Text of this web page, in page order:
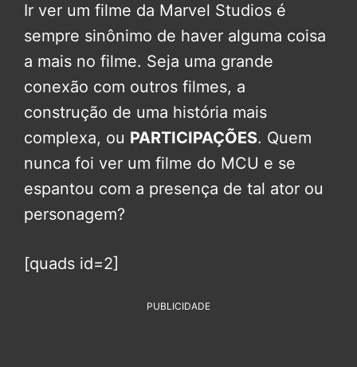
Ir ver um filme da Marvel Studios é
sempre sinônimo de haver alguma coisa
a mais no filme. Seja uma grande
conexão com outros filmes, a
construção de uma história mais
complexa, ou PARTICIPAÇÕES. Quem
nunca foi ver um filme do MCU e se
espantou com a presença de tal ator ou
personagem?
[quads id=2]
PUBLICIDADE